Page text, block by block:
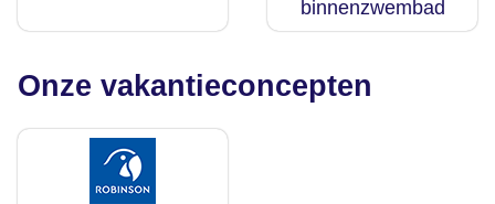
binnenzwembad
Onze vakantieconcepten